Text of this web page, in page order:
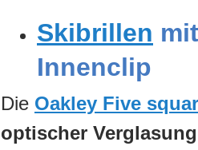
Skibrillen
Innenclip
Die Oakley Five
optischer Verglasung